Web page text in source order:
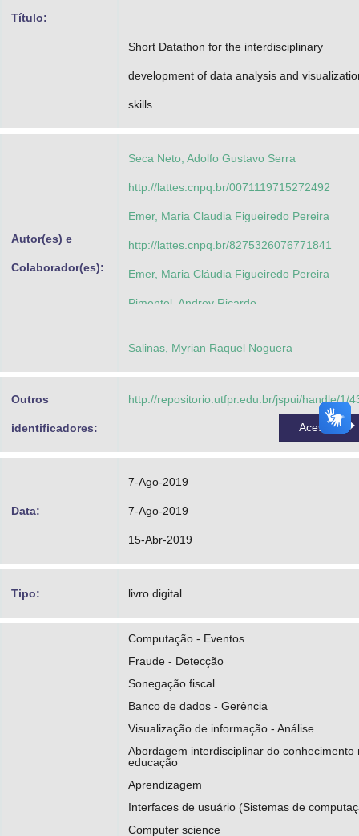
Título:
Short Datathon for the interdisciplinary
development of data analysis and
skills
Autor(es) e
Colaborador(es):
Seca Neto, Adolfo Gustavo Serra
http://lattes.cnpq.br/0071119715272492
Emer, Maria Claudia Figueiredo Pereira
http://lattes.cnpq.br/8275326076771841
Emer, Maria Cláudia Figueiredo Pereira
Pimentel, Andrey Ricardo
Salinas, Myrian Raquel Noguera
Outros
identificadores:
http://repositorio.utfpr.edu.br/jspui/handle/1/
Acessar
Data:
7-Ago-2019
7-Ago-2019
15-Abr-2019
Tipo: livro digital
Computação - Eventos
Fraude - Detecção
Sonegação fiscal
Banco de dados - Gerência
Visualização de informação - Análise
Abordagem interdisciplinar do conhecimento
educação
Aprendizagem
Interfaces de usuário (Sistemas de
Computer science